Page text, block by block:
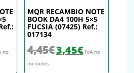
era: 4,45€.
actual es: 3,45€.
no
MQR RECAMBIO NOTE
BOOK DA4 100H 5×5
FUCSIA (07425) Ref.:
017134
4,45€ El precio original era: 4,45€.
3,45€El precio actual
IVA no
incluidos